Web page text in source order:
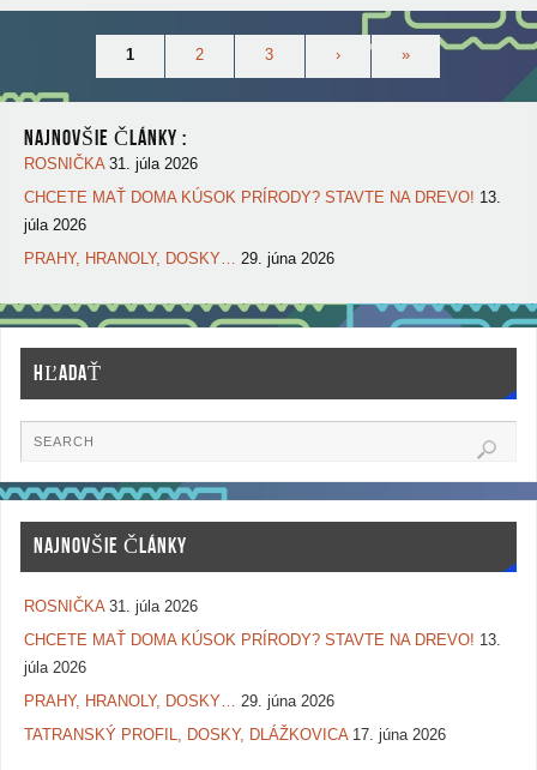
1 2 3 › »
NAJNOVŠIE ČLÁNKY :
ROSNIČKA 31. júla 2026
CHCETE MAŤ DOMA KÚSOK PRÍRODY? STAVTE NA DREVO! 13.
júla 2026
PRAHY, HRANOLY, DOSKY… 29. júna 2026
HĽADAŤ
NAJNOVŠIE ČLÁNKY
ROSNIČKA 31. júla 2026
CHCETE MAŤ DOMA KÚSOK PRÍRODY? STAVTE NA DREVO! 13.
júla 2026
PRAHY, HRANOLY, DOSKY… 29. júna 2026
TATRANSKÝ PROFIL, DOSKY, DLÁŽKOVICA 17. júna 2026